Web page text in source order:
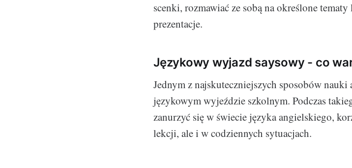
scenki, rozmawiać ze sobą na określone
prezentacje.
Językowy wyjazd saysowy - co
Jednym z najskuteczniejszych sposobów
językowym wyjeździe szkolnym. Podczas
zanurzyć się w świecie języka angielskiego,
lekcji, ale i w codziennych sytuacjach.